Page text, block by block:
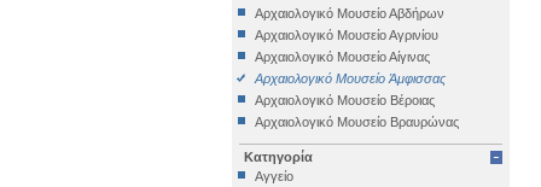
Αρχαιολογικό Μουσείο Αβδήρων
Αρχαιολογικό Μουσείο Αγρινίου
Αρχαιολογικό Μουσείο Αίγινας
Αρχαιολογικό Μουσείο Άμφισσας
Αρχαιολογικό Μουσείο Βέροιας
Αρχαιολογικό Μουσείο Βραυρώνας
Αρχαιολογικό Μουσείο Δελφών
Αρχαιολογικό Μουσείο Ηγουμενίτσας
Κατηγορία
Αγγείο